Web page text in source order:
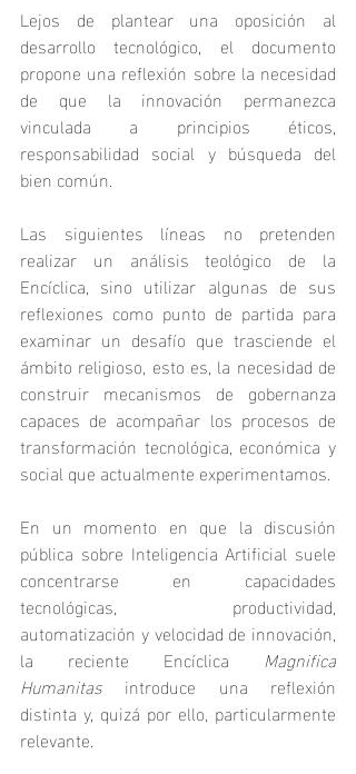
Lejos de plantear una oposición al
desarrollo tecnológico, el documento
propone una reflexión sobre la necesidad
de que la innovación permanezca
vinculada a principios éticos,
responsabilidad social y búsqueda del
bien común.
Las siguientes líneas no pretenden
realizar un análisis teológico de la
Encíclica, sino utilizar algunas de sus
reflexiones como punto de partida para
examinar un desafío que trasciende el
ámbito religioso, esto es, la necesidad de
construir mecanismos de gobernanza
capaces de acompañar los procesos de
transformación tecnológica, económica y
social que actualmente experimentamos.
En un momento en que la discusión
pública sobre Inteligencia Artificial suele
concentrarse en capacidades
tecnológicas, productividad,
automatización y velocidad de innovación,
la reciente Encíclica Magnifica
Humanitas introduce una reflexión
distinta y, quizá por ello, particularmente
relevante.